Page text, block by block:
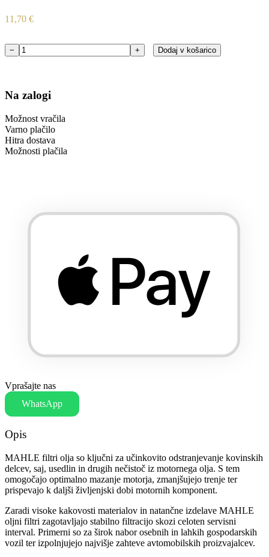
11,70 €
Filter
=
501
količina
− + Dodaj v košarico
Na zalogi
Možnost vračila
Varno plačilo
Hitra dostava
Možnosti plačila
Vprašajte nas
WhatsApp
Opis
MAHLE filtri olja so ključni za učinkovito odstranjevanje kovinskih
delcev, saj, usedlin in drugih nečistoč iz motornega olja. S tem
omogočajo optimalno mazanje motorja, zmanjšujejo trenje ter
prispevajo k daljši življenjski dobi motornih komponent.
Zaradi visoke kakovosti materialov in natančne izdelave MAHLE
oljni filtri zagotavljajo stabilno filtracijo skozi celoten servisni
interval. Primerni so za širok nabor osebnih in lahkih gospodarskih
vozil ter izpolnjujejo najvišje zahteve avtomobilskih proizvajalcev.